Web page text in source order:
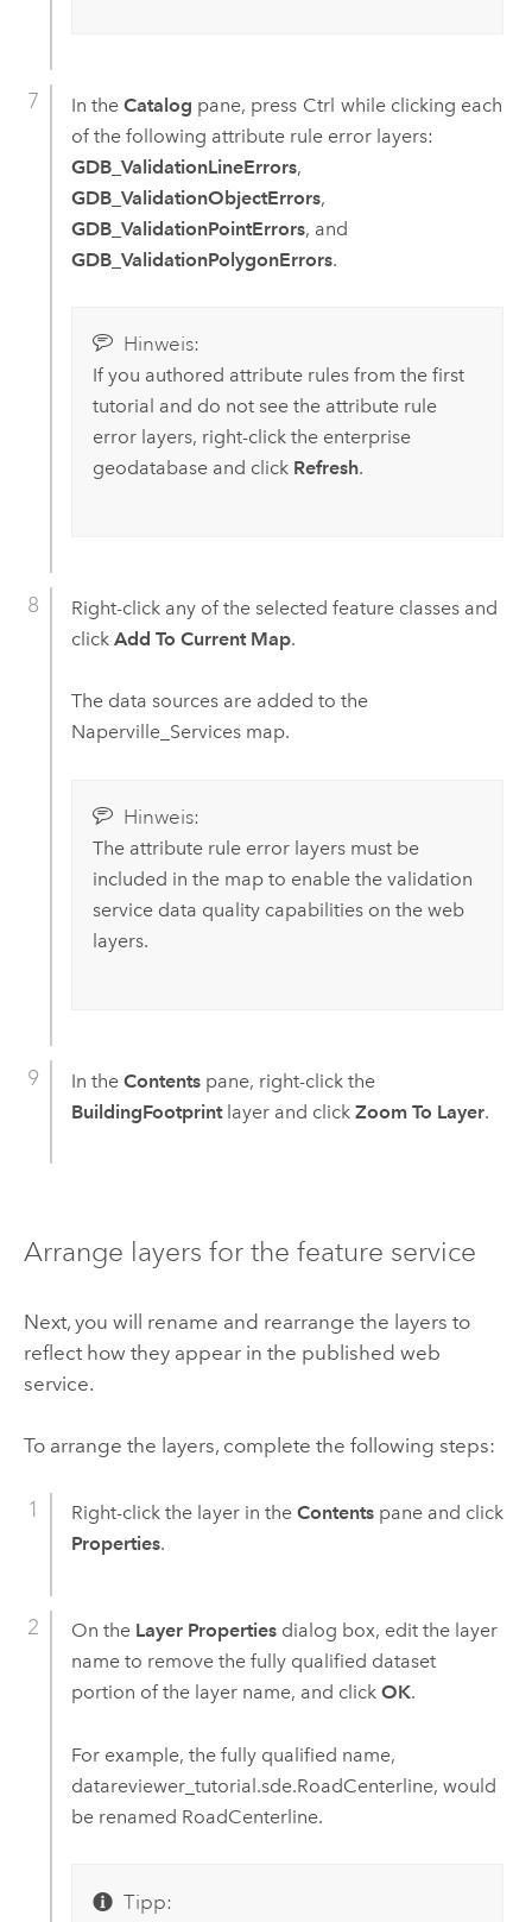
In the Catalog pane, press Ctrl while clicking each
of the following attribute rule error layers:
GDB_ValidationLineErrors,
GDB_ValidationObjectErrors,
GDB_ValidationPointErrors, and
GDB_ValidationPolygonErrors.
Hinweis:
If you authored attribute rules from the first
tutorial and do not see the attribute rule
error layers, right-click the enterprise
geodatabase and click Refresh.
Right-click any of the selected feature classes and
click Add To Current Map.
The data sources are added to the
Naperville_Services map.
Hinweis:
The attribute rule error layers must be
included in the map to enable the validation
service data quality capabilities on the web
layers.
In the Contentspane, right-click the
BuildingFootprintlayer and click Zoom To Layer.
Arrange layers for the feature service
Next, you will rename and rearrange the layers to
reflect how they appear in the published web
service.
To arrange the layers, complete the following steps:
Right-click the layer in the Contentspane and click
Properties.
On the Layer Propertiesdialog box, edit the layer
name to remove the fully qualified dataset
portion of the layer name, and click OK.
For example, the fully qualified name,
datareviewer_tutorial.sde.RoadCenterline, would
be renamed RoadCenterline.
Tipp: